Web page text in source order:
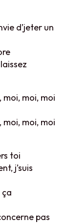
d’jeter un
moi, moi, moi
moi, moi, moi
toi
j’suis
ça
pas